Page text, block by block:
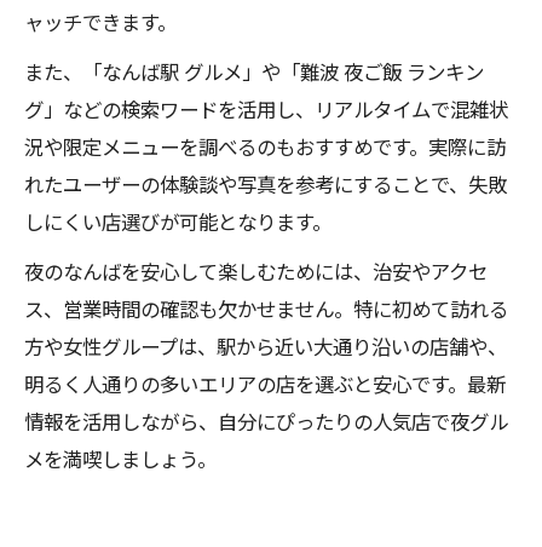
ャッチできます。
また、「なんば駅 グルメ」や「難波 夜ご飯 ランキン
グ」などの検索ワードを活用し、リアルタイムで混雑状
況や限定メニューを調べるのもおすすめです。実際に訪
れたユーザーの体験談や写真を参考にすることで、失敗
しにくい店選びが可能となります。
夜のなんばを安心して楽しむためには、治安やアクセ
ス、営業時間の確認も欠かせません。特に初めて訪れる
方や女性グループは、駅から近い大通り沿いの店舗や、
明るく人通りの多いエリアの店を選ぶと安心です。最新
情報を活用しながら、自分にぴったりの人気店で夜グル
メを満喫しましょう。